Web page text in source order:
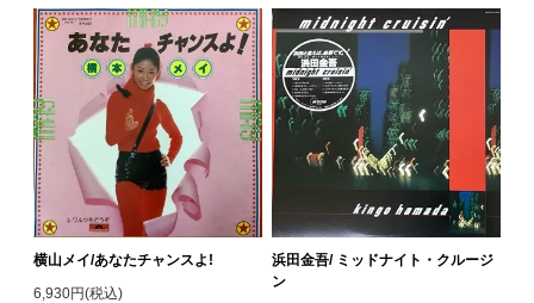
横山メイ/あなたチャンスよ!
6,930円(税込)
浜田金吾/ ミッドナイト・クルージ
ン